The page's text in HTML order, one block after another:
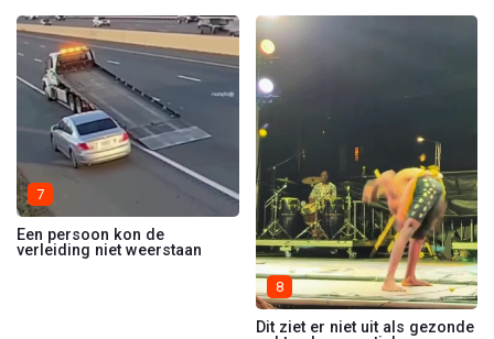
7
Een persoon kon de
verleiding niet weerstaan
8
Dit ziet er niet uit als gezonde